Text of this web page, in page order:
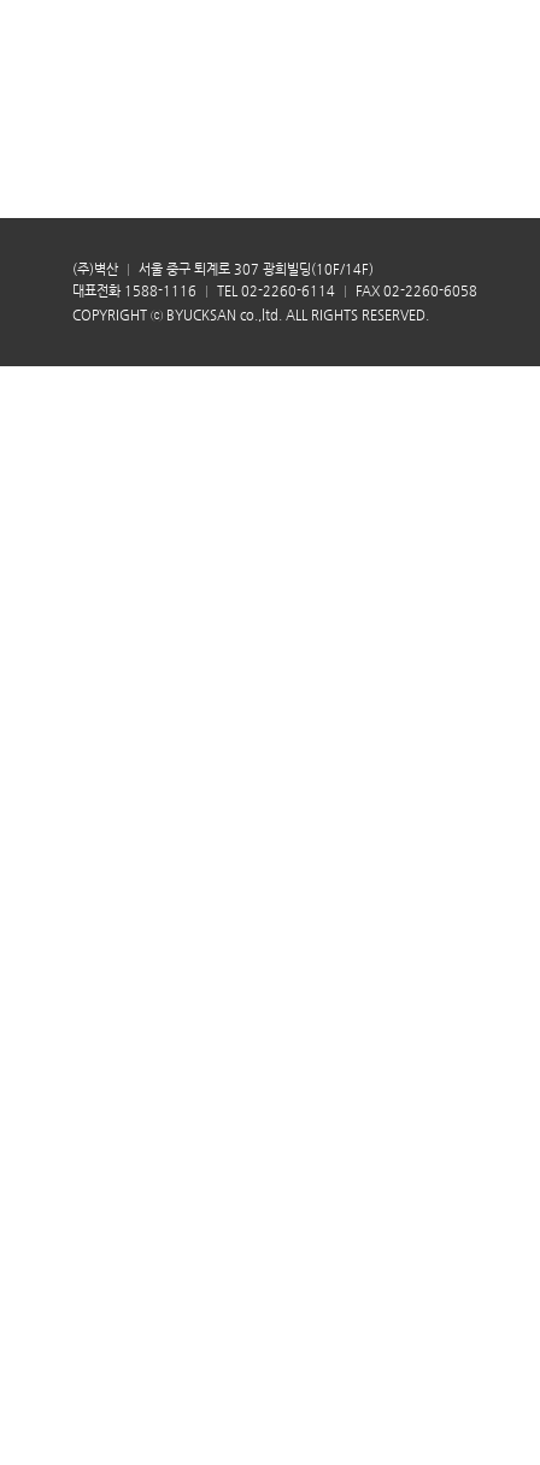
(주)벽산
서울 중구 퇴계로 307 광희빌딩(10F/14F)
대표전화 1588-1116
TEL 02-2260-6114
FAX 02-2260-6058
COPYRIGHT ⓒ BYUCKSAN co.,ltd. ALL RIGHTS RESERVED.